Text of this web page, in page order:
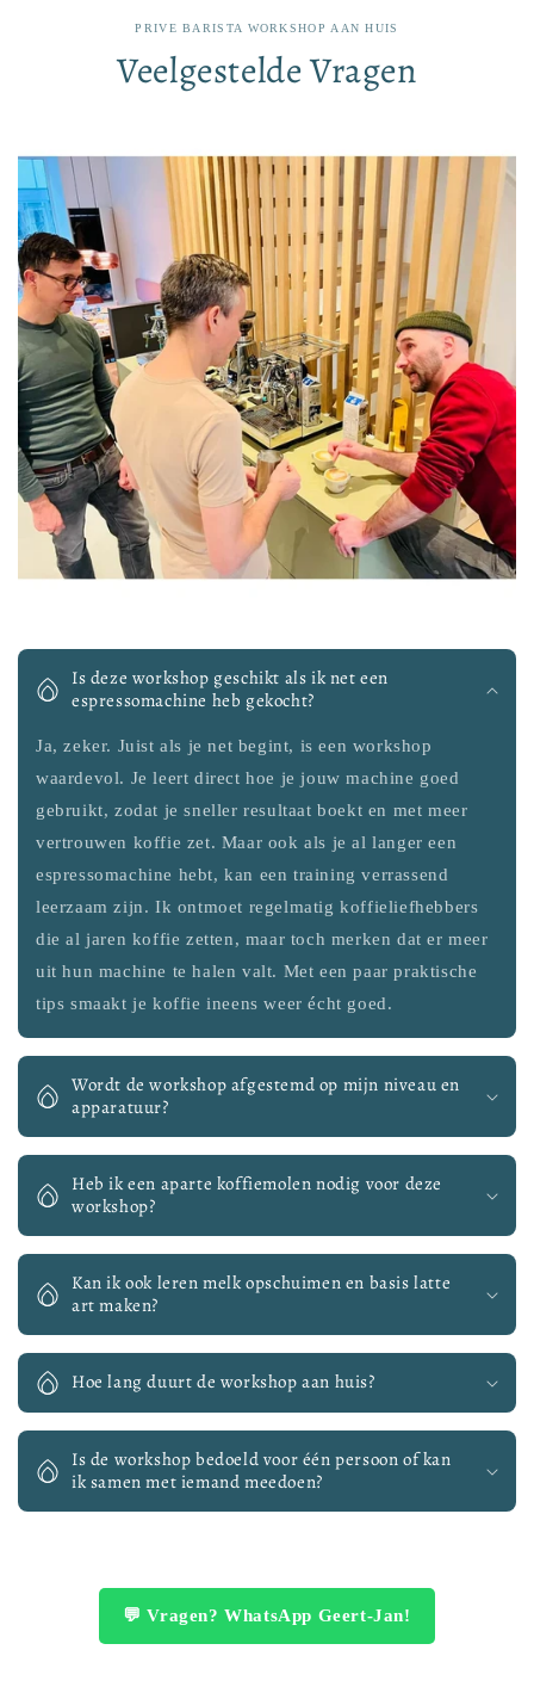
PRIVE BARISTA WORKSHOP AAN HUIS
Veelgestelde Vragen
Is deze workshop geschikt als ik net een
espressomachine heb gekocht?
Ja, zeker. Juist als je net begint, is een workshop
waardevol. Je leert direct hoe je jouw machine goed
gebruikt, zodat je sneller resultaat boekt en met meer
vertrouwen koffie zet. Maar ook als je al langer een
espressomachine hebt, kan een training verrassend
leerzaam zijn. Ik ontmoet regelmatig koffieliefhebbers
die al jaren koffie zetten, maar toch merken dat er meer
uit hun machine te halen valt. Met een paar praktische
tips smaakt je koffie ineens weer écht goed.
Wordt de workshop afgestemd op mijn niveau en
apparatuur?
Heb ik een aparte koffiemolen nodig voor deze
workshop?
Kan ik ook leren melk opschuimen en basis latte
art maken?
Hoe lang duurt de workshop aan huis?
Is de workshop bedoeld voor één persoon of kan
ik samen met iemand meedoen?
💬 Vragen? WhatsApp Geert-Jan!